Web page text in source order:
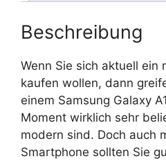
Beschreibung
Wenn Sie sich aktuell ein
kaufen wollen, dann
einem Samsung Galaxy
Moment wirklich sehr
modern sind. Doch auch
Smartphone sollten Sie